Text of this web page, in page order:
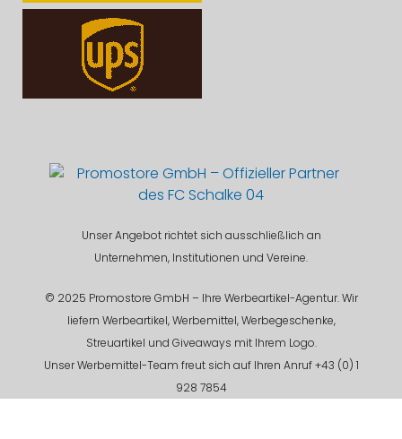
Unser Angebot richtet sich ausschließlich an
Unternehmen, Institutionen und Vereine.
© 2025 Promostore GmbH – Ihre Werbeartikel-Agentur. Wir
liefern Werbeartikel, Werbemittel, Werbegeschenke,
Streuartikel und Giveaways mit Ihrem Logo.
Unser Werbemittel-Team freut sich auf Ihren Anruf +43 (0) 1
928 7854